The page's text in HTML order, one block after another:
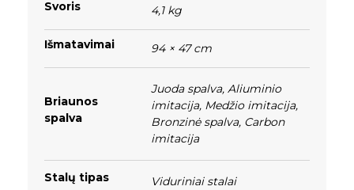
Svoris 4,1 kg
Išmatavimai 94 × 47 cm
Briaunos
spalva
Juoda spalva, Aliuminio
imitacija, Medžio imitacija,
Bronzinė spalva, Carbon
imitacija
Stalų tipas Viduriniai stalai